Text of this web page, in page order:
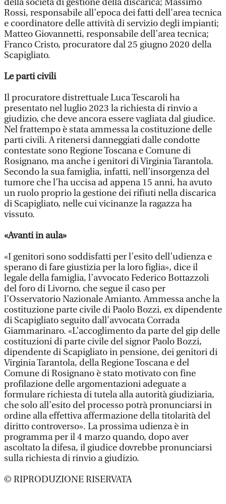
della società di gestione della discarica; Massimo
Rossi, responsabile all’epoca dei fatti dell’area tecnica
e coordinatore delle attività di servizio degli impianti;
Matteo Giovannetti, responsabile dell’area tecnica;
Franco Cristo, procuratore dal 25 giugno 2020 della
Scapigliato.
Le parti civili
Il procuratore distrettuale Luca Tescaroli ha
presentato nel luglio 2023 la richiesta di rinvio a
giudizio, che deve ancora essere vagliata dal giudice.
Nel frattempo è stata ammessa la costituzione delle
parti civili. A ritenersi danneggiati dalle condotte
contestate sono Regione Toscana e Comune di
Rosignano, ma anche i genitori di Virginia Tarantola.
Secondo la sua famiglia, infatti, nell’insorgenza del
tumore che l’ha uccisa ad appena 15 anni, ha avuto
un ruolo proprio la gestione dei rifiuti nella discarica
di Scapigliato, nelle cui vicinanze la ragazza ha
vissuto.
«Avanti in aula»
«I genitori sono soddisfatti per l’esito dell’udienza e
sperano di fare giustizia per la loro figlia», dice il
legale della famiglia, l’avvocato Federico Bottazzoli
del foro di Livorno, che segue il caso per
l’Osservatorio Nazionale Amianto. Ammessa anche la
costituzione parte civile di Paolo Bozzi, ex dipendente
di Scapigliato seguito dall’avvocata Corrada
Giammarinaro. «L’accoglimento da parte del gip delle
costituzioni di parte civile del signor Paolo Bozzi,
dipendente di Scapigliato in pensione, dei genitori di
Virginia Tarantola, della Regione Toscana e del
Comune di Rosignano è stato motivato con fine
profilazione delle argomentazioni adeguate a
formulare richiesta di tutela alla autorità giudiziaria,
che solo all’esito del processo potrà pronunciarsi in
ordine alla effettiva affermazione della titolarità del
diritto controverso». La prossima udienza è in
programma per il 4 marzo quando, dopo aver
ascoltato la difesa, il giudice dovrebbe pronunciarsi
sulla richiesta di rinvio a giudizio.
© RIPRODUZIONE RISERVATA